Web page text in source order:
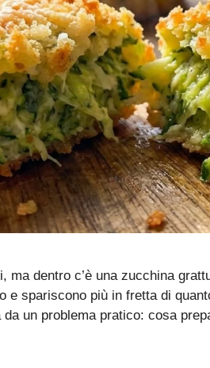
ma dentro c’è una zucchina
e spariscono più in fretta di
da un problema pratico: cosa